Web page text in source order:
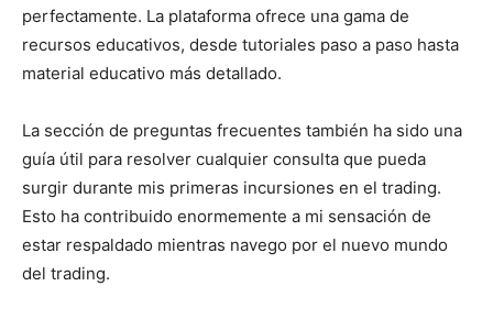
perfectamente. La plataforma ofrece una gama de
recursos educativos, desde tutoriales paso a paso hasta
material educativo más detallado.
La sección de preguntas frecuentes también ha sido una
guía útil para resolver cualquier consulta que pueda
surgir durante mis primeras incursiones en el trading.
Esto ha contribuido enormemente a mi sensación de
estar respaldado mientras navego por el nuevo mundo
del trading.